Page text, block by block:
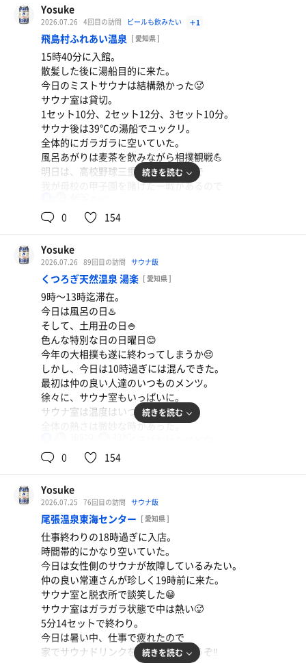
常滑牛乳（コーヒー）
ポカリスエット
オロポ
今日も一日疲れた🥱
水
アサヒスーパードライ
今日も疲れた🥱
水
Yosuke
2026.07.26 4回目の訪問 ビールも飲みたい ＋1
飛島村ふれあい温泉 [ 愛知県 ]
15時40分に入館。
散髪した後に湯船目的に来た。
今日のミストサウナは結構熱かった🥵
サウナ室は貸切。
1セット10分、2セット12分、3セット10分。
サウナ後は39℃の湯船でユックリ。
全体的にガラガラに空いていた。
風呂あがりは麦茶を飲みながら相撲観戦💪
明日は、高校野球三重県大会の決勝で
我が母校の甲子園を賭けた一戦があるので
続きを読む
0 154
Yosuke
2026.07.26 89回目の訪問 サウナ飯
くつろぎ天然温泉 湯楽 [ 愛知県 ]
9時〜13時迄滞在。
今日は風呂の日♨️
そして、土用丑の日🍚
色んな特別な日の日曜日😊
今年の大相撲も遂に終わってしまうか😔
しかし、今日は10時過ぎには混んできた。
最初は仲の良い人達のいつものメンツ。
徐々に、サウナ室もいっぱいに。
サウナ室は温度はいつも通りだが、
全体の熱さは微妙な時があった。
水風呂は今日も気持ち−1℃くらい低い感じの
途中、30分2階でエアコンの効いた場所で
クールダウン🧊休憩📚
休憩後、スタッフの木村さんに
どうしても諦めきれない想いがあり、
例の魔中年さんのハットを
もう一度聞きにいったがやはり無いと😩
自分のホームサウナを荒らされた感じで
モヤモヤしていた。
魔中年さんお力になれず申し訳ない❗️
お互いに管理に気をつけましょう。
それとこれに懲りずに引き続き顔を
出しに遊びに来てくださいね🥺
そして、午後はサウナ室はガラガラに。
続きを読む
0 154
Yosuke
2026.07.25 76回目の訪問 サウナ飯
尾張温泉東海センター [ 愛知県 ]
仕事終わりの18時過ぎに入店。
時間帯的にかなり空いていた。
今日は女性側のサウナが故障しているみたい。
仲の良い常連さんが珍しく19時前に来た。
サウナ室と脱衣所で談笑した😁
サウナ室はガラガラ状態で中は熱い🥵
5分14セットで終わり。
今日は暑い中、仕事で疲れたので
家でサウナドリンクを飲んでととのうぞ‼️
続きを読む